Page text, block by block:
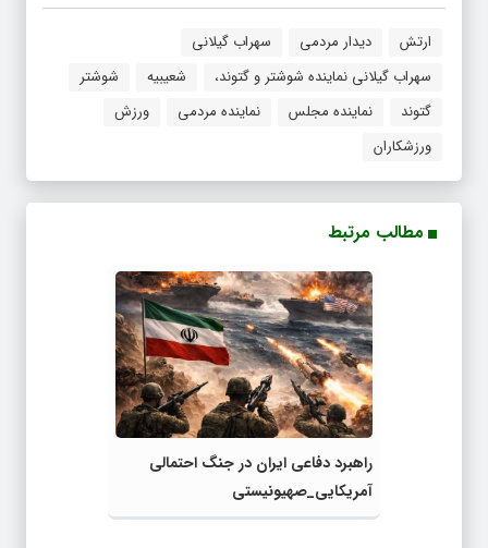
ارتش دیدار مردمی
سهراب گیلانی
سهراب گیلانی نماینده شوشتر و گتوند،
شعیبیه
شوشتر
گتوند
نماینده مجلس نماینده مردمی
ورزش
ورزشکاران
مطالب مرتبط
راهبرد دفاعی ایران در جنگ احتمالی
آمریکایی_صهیونیستی